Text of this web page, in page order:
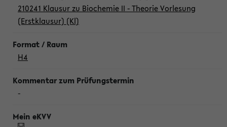
210241 Klausur zu Biochemie II - Theorie Vorlesung
(Erstklausur) (Kl)
H4
-